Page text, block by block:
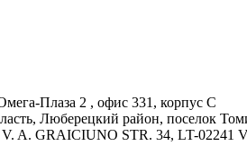
Плаза 2 , офис 331, корпус С
Люберецкий район, поселок
A. GRAICIUNO STR. 34, LT-02241